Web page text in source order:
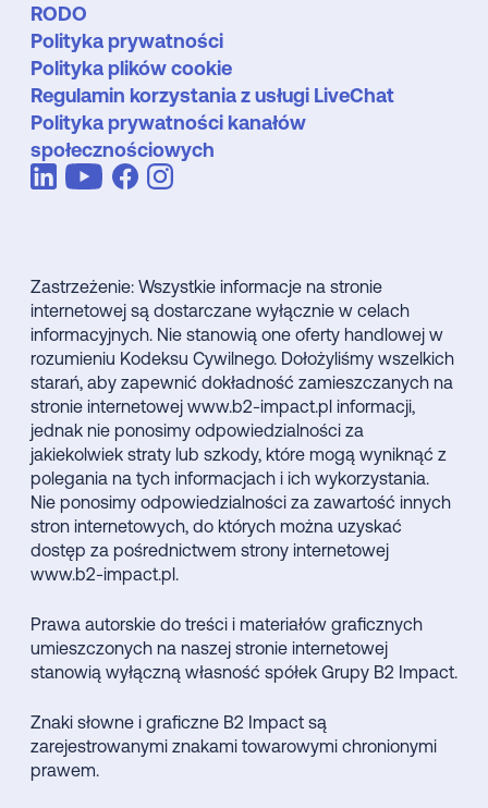
RODO
Polityka prywatności
Polityka plików cookie
Regulamin korzystania z usługi LiveChat
Polityka prywatności kanałów
społecznościowych
Zastrzeżenie: Wszystkie informacje na stronie
internetowej są dostarczane wyłącznie w celach
informacyjnych. Nie stanowią one oferty handlowej w
rozumieniu Kodeksu Cywilnego. Dołożyliśmy wszelkich
starań, aby zapewnić dokładność zamieszczanych na
stronie internetowej www.b2-impact.pl informacji,
jednak nie ponosimy odpowiedzialności za
jakiekolwiek straty lub szkody, które mogą wyniknąć z
polegania na tych informacjach i ich wykorzystania.
Nie ponosimy odpowiedzialności za zawartość innych
stron internetowych, do których można uzyskać
dostęp za pośrednictwem strony internetowej
www.b2-impact.pl.
Prawa autorskie do treści i materiałów graficznych
umieszczonych na naszej stronie internetowej
stanowią wyłączną własność spółek Grupy B2 Impact.
Znaki słowne i graficzne B2 Impact są
zarejestrowanymi znakami towarowymi chronionymi
prawem.